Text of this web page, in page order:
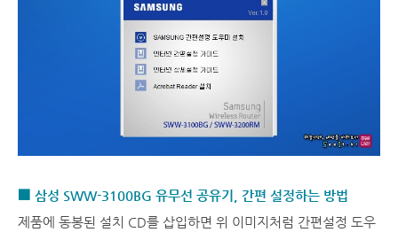
■ 삼성 SWW-3100BG 유무선 공유기, 간편 설정하는 방법
제품에 동봉된 설치 CD를 삽입하면 위 이미지처럼 간편설정 도우